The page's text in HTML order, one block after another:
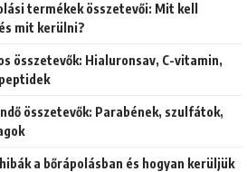
termékek összetevői: Mit kell
mit kerülni?
a bőrápolásban és hogyan kerüljük